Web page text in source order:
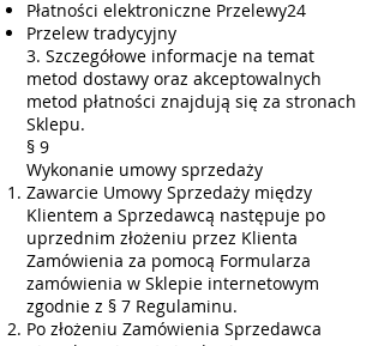
Płatności elektroniczne Przelewy24
Przelew tradycyjny
3. Szczegółowe informacje na temat
metod dostawy oraz akceptowalnych
metod płatności znajdują się za stronach
Sklepu.
§ 9
Wykonanie umowy sprzedaży
Zawarcie Umowy Sprzedaży między
Klientem a Sprzedawcą następuje po
uprzednim złożeniu przez Klienta
Zamówienia za pomocą Formularza
zamówienia w Sklepie internetowym
zgodnie z § 7 Regulaminu.
Po złożeniu Zamówienia Sprzedawca